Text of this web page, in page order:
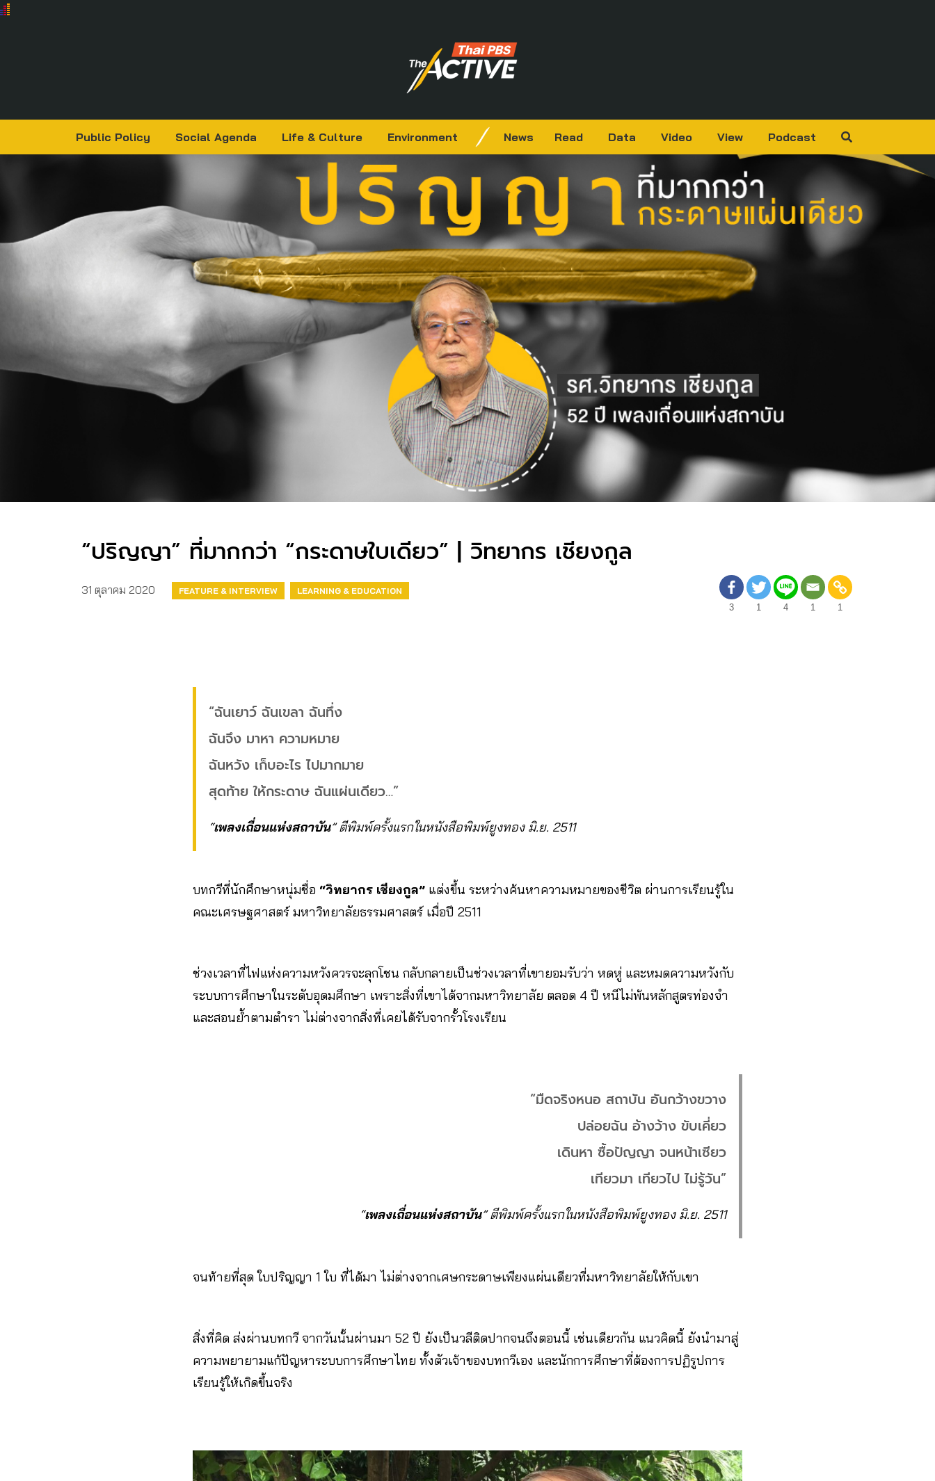
Public Policy Social Agenda Life & Culture Environment News Read Data Video View Podcast
“ปริญญา” ที่มากกว่า “กระดาษใบเดียว” | วิทยากร เชียงกูล
31 ตุลาคม 2020 FEATURE & INTERVIEW
LEARNING & EDUCATION
3
1 4 1 1
“ฉันเยาว์ ฉันเขลา ฉันทึ่ง
ฉันจึง มาหา ความหมาย
ฉันหวัง เก็บอะไร ไปมากมาย
สุดท้าย ให้กระดาษ ฉันแผ่นเดียว…”
“เพลงเถื่อนแห่งสถาบัน” ตีพิมพ์ครั้งแรกในหนังสือพิมพ์ยูงทอง มิ.ย. 2511
บทกวีที่นักศึกษาหนุ่มชื่อ “วิทยากร เชียงกูล” แต่งขึ้น ระหว่างค้นหาความหมายของชีวิต ผ่านการเรียนรู้ใน
คณะเศรษฐศาสตร์ มหาวิทยาลัยธรรมศาสตร์ เมื่อปี 2511
ช่วงเวลาที่ไฟแห่งความหวังควรจะลุกโชน กลับกลายเป็นช่วงเวลาที่เขายอมรับว่า หดหู่ และหมดความหวังกับ
ระบบการศึกษาในระดับอุดมศึกษา เพราะสิ่งที่เขาได้จากมหาวิทยาลัย ตลอด 4 ปี หนีไม่พ้นหลักสูตรท่องจำ
และสอนย้ำตามตำรา ไม่ต่างจากสิ่งที่เคยได้รับจากรั้วโรงเรียน
“มืดจริงหนอ สถาบัน อันกว้างขวาง
ปล่อยฉัน อ้างว้าง ขับเคี่ยว
เดินหา ซื้อปัญญา จนหน้าเซียว
เทียวมา เทียวไป ไม่รู้วัน”
“เพลงเถื่อนแห่งสถาบัน” ตีพิมพ์ครั้งแรกในหนังสือพิมพ์ยูงทอง มิ.ย. 2511
จนท้ายที่สุด ใบปริญญา 1 ใบ ที่ได้มา ไม่ต่างจากเศษกระดาษเพียงแผ่นเดียวที่มหาวิทยาลัยให้กับเขา
สิ่งที่คิด ส่งผ่านบทกวี จากวันนั้นผ่านมา 52 ปี ยังเป็นวลีติดปากจนถึงตอนนี้ เช่นเดียวกัน แนวคิดนี้ ยังนำมาสู่
ความพยายามแก้ปัญหาระบบการศึกษาไทย ทั้งตัวเจ้าของบทกวีเอง และนักการศึกษาที่ต้องการปฏิรูปการ
เรียนรู้ให้เกิดขึ้นจริง